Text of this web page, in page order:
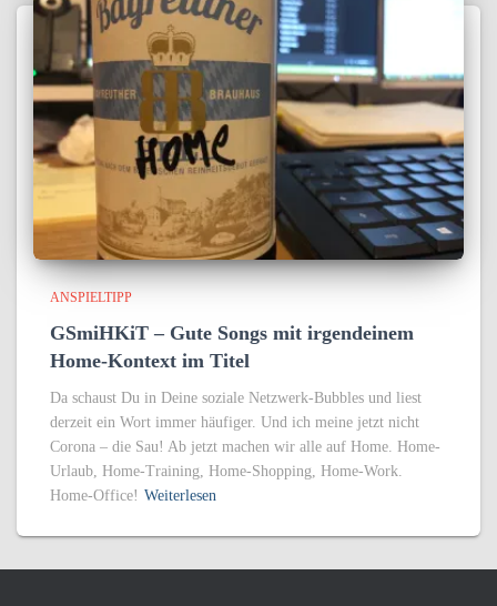
ANSPIELTIPP
GSmiHKiT – Gute Songs mit irgendeinem
Home-Kontext im Titel
Da schaust Du in Deine soziale Netzwerk-Bubbles und liest
derzeit ein Wort immer häufiger. Und ich meine jetzt nicht
Corona – die Sau! Ab jetzt machen wir alle auf Home. Home-
Urlaub, Home-Training, Home-Shopping, Home-Work.
Home-Office! Weiterlesen